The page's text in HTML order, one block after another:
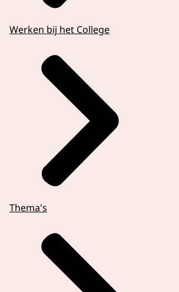
Werken bij het College
Thema's